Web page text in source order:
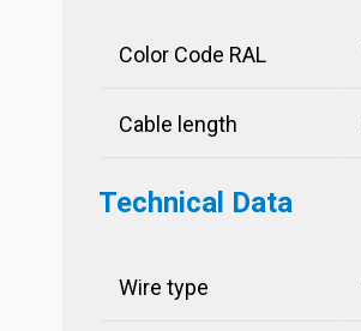
Color Code RAL
Cable length
Technical Data
Wire type